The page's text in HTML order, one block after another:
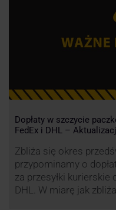
Dopłaty w szczycie
FedEx i DHL –
Zbliża się okres
przypominamy o
za przesyłki kurierskie
DHL. W miarę jak